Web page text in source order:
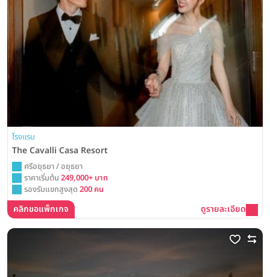
โรงแรม
The Cavalli Casa Resort
ศรีอยุธยา / อยุธยา
ราคาเริ่มต้น 249,000+ บาท
รองรับแขกสูงสุด 200 คน
คลิกขอแพ็กเกจ ดูรายละเอียด